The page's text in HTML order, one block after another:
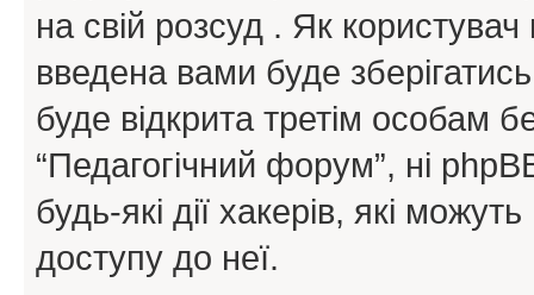
на свій розсуд . Як
введена вами буде
буде відкрита третім особам
“Педагогічний форум”, ні
будь-які дії хакерів, які
доступу до неї.